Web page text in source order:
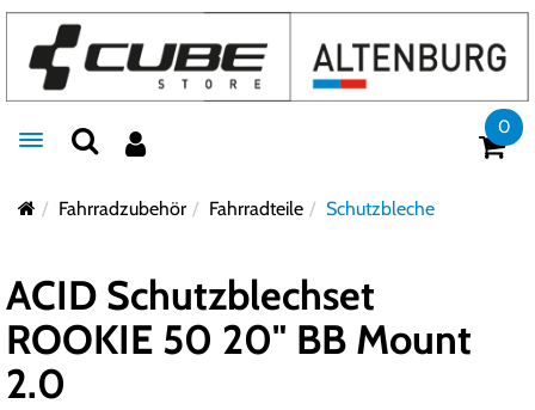
Toggle navigation
0
Fahrradzubehör Fahrradteile Schutzbleche
ACID Schutzblechset
ROOKIE 50 20" BB Mount
2.0